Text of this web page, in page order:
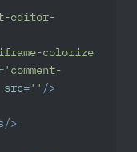
editor-
colorize
'comment-
src= '' />
/>